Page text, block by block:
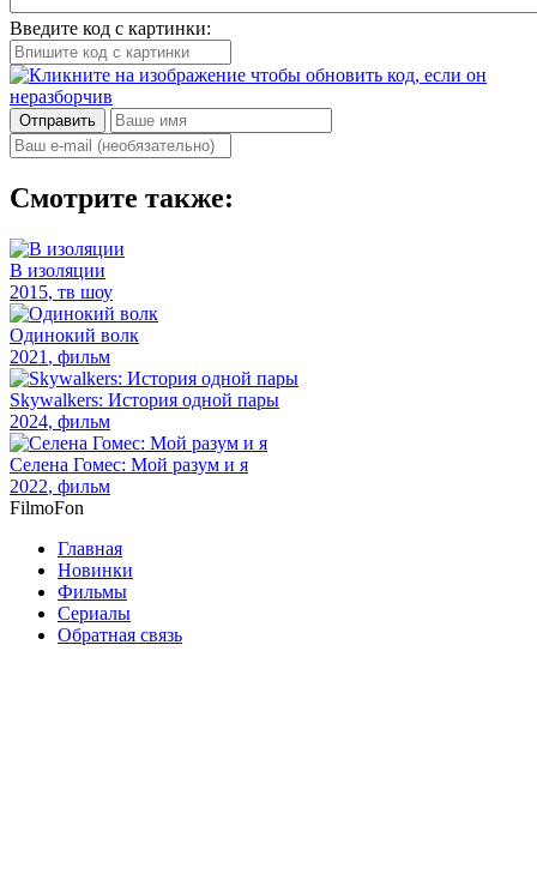
Введите код с картинки:
Отправить
Смотрите также:
В изоляции
2015, тв шоу
Одинокий волк
2021 , фильм
Skywalkers: История одной пары
2024, фильм
Селена Гомес: Мой разум и я
2022, фильм
FilmoFon
Главная
Новинки
Фильмы
Сериалы
Обратная связь